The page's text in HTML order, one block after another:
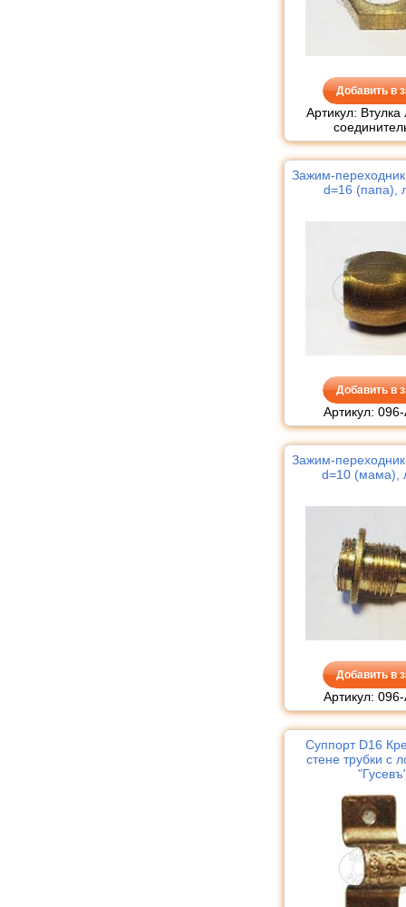
Добавить в
Артикул: Втулка
Зажим-
d=16 (папа),
Добавить в
Артикул:
Зажим-
d=10 (мама),
Добавить в
Артикул:
Суппорт D16
стене трубки с